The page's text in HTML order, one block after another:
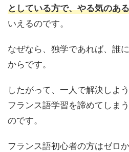
としている方で、やる気のあ
いえるのです。
なぜなら、独学であれば、誰
からです。
したがって、一人で解決しよ
フランス語学習を諦めてしま
のです。
フランス語初心者の方はゼロ